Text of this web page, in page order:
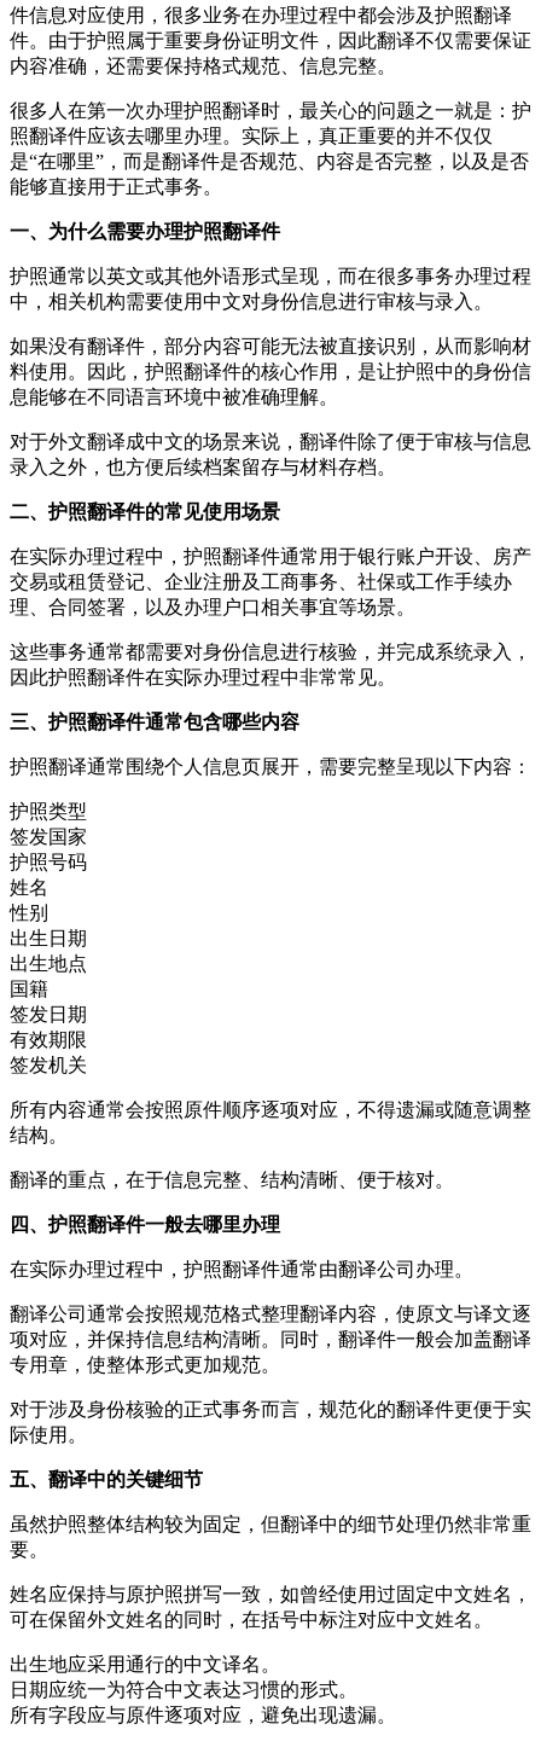
件信息对应使用，很多业务在办理过程中都会涉及护照翻译
件。由于护照属于重要身份证明文件，因此翻译不仅需要保证
内容准确，还需要保持格式规范、信息完整。
很多人在第一次办理护照翻译时，最关心的问题之一就是：护
照翻译件应该去哪里办理。实际上，真正重要的并不仅仅
是“在哪里”，而是翻译件是否规范、内容是否完整，以及是否
能够直接用于正式事务。
一、为什么需要办理护照翻译件
护照通常以英文或其他外语形式呈现，而在很多事务办理过程
中，相关机构需要使用中文对身份信息进行审核与录入。
如果没有翻译件，部分内容可能无法被直接识别，从而影响材
料使用。因此，护照翻译件的核心作用，是让护照中的身份信
息能够在不同语言环境中被准确理解。
对于外文翻译成中文的场景来说，翻译件除了便于审核与信息
录入之外，也方便后续档案留存与材料存档。
二、护照翻译件的常见使用场景
在实际办理过程中，护照翻译件通常用于银行账户开设、房产
交易或租赁登记、企业注册及工商事务、社保或工作手续办
理、合同签署，以及办理户口相关事宜等场景。
这些事务通常都需要对身份信息进行核验，并完成系统录入，
因此护照翻译件在实际办理过程中非常常见。
三、护照翻译件通常包含哪些内容
护照翻译通常围绕个人信息页展开，需要完整呈现以下内容：
护照类型
签发国家
护照号码
姓名
性别
出生日期
出生地点
国籍
签发日期
有效期限
签发机关
所有内容通常会按照原件顺序逐项对应，不得遗漏或随意调整
结构。
翻译的重点，在于信息完整、结构清晰、便于核对。
四、护照翻译件一般去哪里办理
在实际办理过程中，护照翻译件通常由翻译公司办理。
翻译公司通常会按照规范格式整理翻译内容，使原文与译文逐
项对应，并保持信息结构清晰。同时，翻译件一般会加盖翻译
专用章，使整体形式更加规范。
对于涉及身份核验的正式事务而言，规范化的翻译件更便于实
际使用。
五、翻译中的关键细节
虽然护照整体结构较为固定，但翻译中的细节处理仍然非常重
要。
姓名应保持与原护照拼写一致，如曾经使用过固定中文姓名，
可在保留外文姓名的同时，在括号中标注对应中文姓名。
出生地应采用通行的中文译名。
日期应统一为符合中文表达习惯的形式。
所有字段应与原件逐项对应，避免出现遗漏。